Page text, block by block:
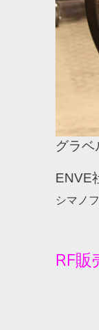
グラベ
ENVE
シマノ
RF販